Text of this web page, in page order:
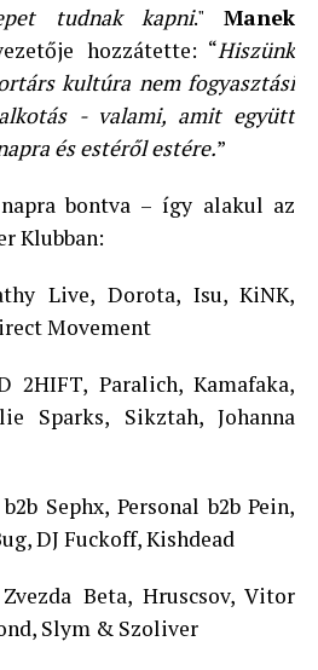
tudnak kapni."Manek
hozzátette: “Hiszünk
kultúra nem fogyasztási
- valami, amit együtt
és estéről estére.”
bontva – így alakul az
Klubban:
Live, Dorota, Isu, KiNK,
Movement
2HIFT, Paralich, Kamafaka,
Sparks, Sikztah, Johanna
Sephx, Personal b2b Pein,
DJ Fuckoff, Kishdead
Beta, Hruscsov, Vitor
Slym & Szoliver